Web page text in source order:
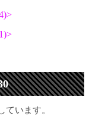
います。